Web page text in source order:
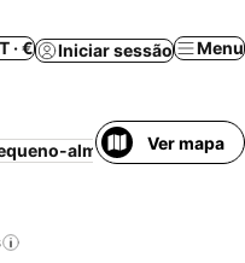
· € Iniciar sessão Menu
almoço incluído
Ver mapa